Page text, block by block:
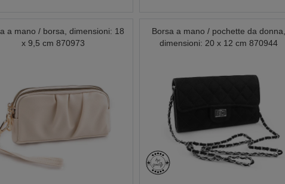
a mano / borsa, dimensioni: 18
x 9,5 cm 870973
Borsa a mano / pochette da donna,
dimensioni: 20 x 12 cm 870944